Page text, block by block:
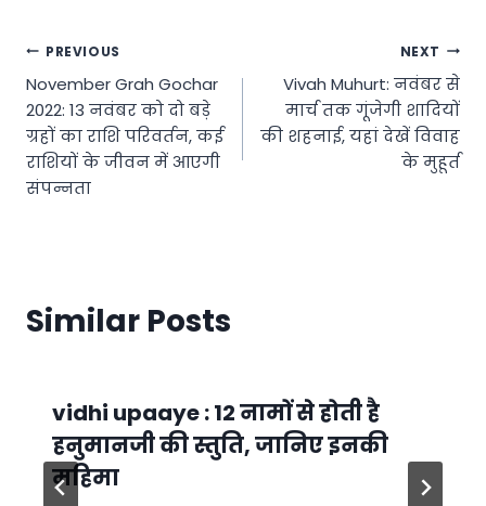
Post
navigation
PREVIOUS
November Grah Gochar
2022: 13 नवंबर को दो बड़े
ग्रहों का राशि परिवर्तन, कई
राशियों के जीवन में आएगी
संपन्नता
NEXT
Vivah Muhurt: नवंबर से
मार्च तक गूंजेगी शादियों
की शहनाई, यहां देखें विवाह
के मुहूर्त
Similar Posts
vidhi upaaye : 12 नामों से होती है
हनुमानजी की स्तुति, जानिए इनकी
महिमा